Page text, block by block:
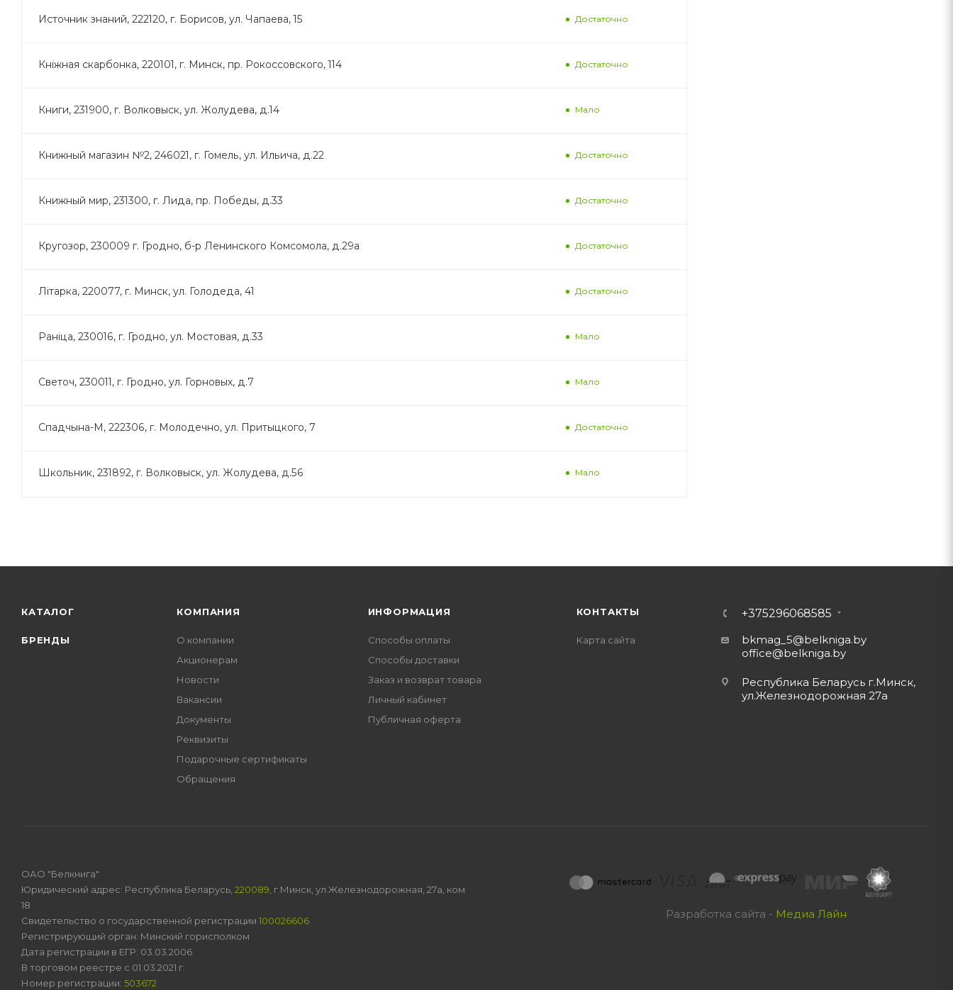
Источник знаний, 222120, г. Борисов, ул. Чапаева, 15 Достаточно
Кнiжная скарбонка, 220101, г. Минск, пр. Рокоссовского, 114 Достаточно
Книги, 231900, г. Волковыск, ул. Жолудева, д.14 Мало
Книжный магазин №2, 246021, г. Гомель, ул. Ильича, д.22 Достаточно
Книжный мир, 231300, г. Лида, пр. Победы, д.33 Достаточно
Кругозор, 230009 г. Гродно, б-р Ленинского Комсомола, д.29а Достаточно
Лiтарка, 220077, г. Минск, ул. Голодеда, 41 Достаточно
Раніца, 230016, г. Гродно, ул. Мостовая, д.33 Мало
Светоч, 230011, г. Гродно, ул. Горновых, д.7 Мало
Спадчына-М, 222306, г. Молодечно, ул. Притыцкого, 7 Достаточно
Школьник, 231892, г. Волковыск, ул. Жолудева, д.56 Мало
КАТАЛОГ
БРЕНДЫ
КОМПАНИЯ
О компании
Акционерам
Новости
Вакансии
Документы
Реквизиты
Подарочные сертификаты
Обращения
ИНФОРМАЦИЯ
Способы оплаты
Способы доставки
Заказ и возврат товара
Личный кабинет
Публичная оферта
КОНТАКТЫ
Карта сайта
+375296068585
bkmag_5@belkniga.by
office@belkniga.by
Республика Беларусь г.Минск,
ул.Железнодорожная 27а
Разработка сайта - Медиа Лайн
ОАО "Белкнига"
Юридический адрес: Республика Беларусь, 220089 , г.Минск, ул.Железнодорожная, 27а, ком
18
Свидетельство о государственной регистрации 100026606
Регистрирующий орган: Минский горисполком
Дата регистрации в ЕГР: 03.03.2006
В торговом реестре с 01.03.2021 г.
Номер регистрации: 503672